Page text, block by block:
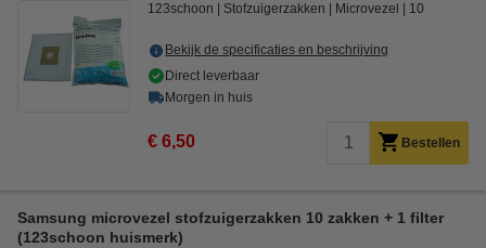
123schoon Stofzuigerzakken Microvezel 10
Bekijk de specificaties en beschrijving
Direct leverbaar
Morgen in huis
€ 6,50 Bestellen
Samsung microvezel stofzuigerzakken 10 zakken + 1 filter
(123schoon huismerk)